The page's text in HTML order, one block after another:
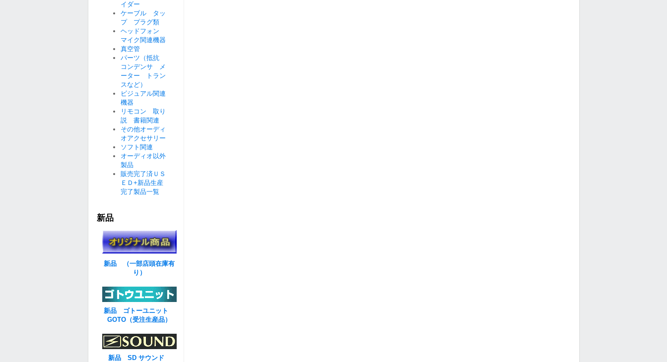
イダー
ケーブル タッ
プ プラグ類
ヘッドフォン
マイク関連機器
真空管
パーツ（抵抗
コンデンサ メ
ーター トラン
スなど）
ビジュアル関連
機器
リモコン 取り
説 書籍関連
その他オーディ
オアクセサリー
ソフト関連
オーディオ以外
製品
販売完了済ＵＳ
ＥＤ+新品生産
完了製品一覧
新品
新品 （一部店頭在庫有
り）
新品 ゴトーユニット
GOTO（受注生産品）
新品 SD サウンド